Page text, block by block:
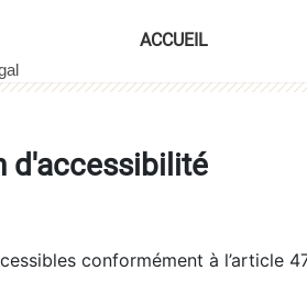
ACCUEIL
d'accessibilité
conformément à l’article